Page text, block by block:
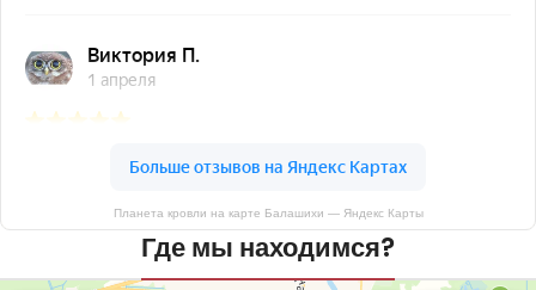
Планета кровли на карте Балашихи — Яндекс Карты
Где мы находимся?